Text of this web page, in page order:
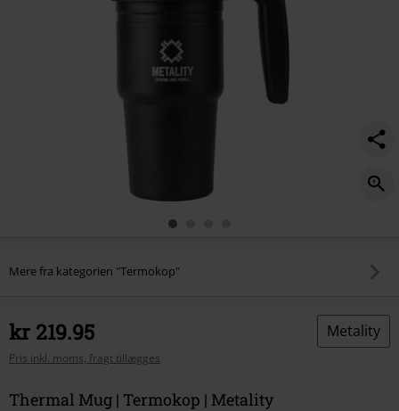
Mere fra kategorien "Termokop"
kr 219.95
Pris inkl. moms, fragt tillægges
Metality
Thermal Mug | Termokop | Metality